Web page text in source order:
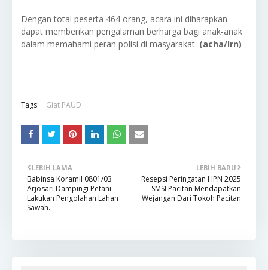
Dengan total peserta 464 orang, acara ini diharapkan
dapat memberikan pengalaman berharga bagi anak-anak
dalam memahami peran polisi di masyarakat. (acha/Irn)
Tags: Giat PAUD
LEBIH BARU
Resepsi Peringatan HPN 2025
SMSI Pacitan Mendapatkan
Wejangan Dari Tokoh Pacitan
LEBIH LAMA
Babinsa Koramil 0801/03
Arjosari Dampingi Petani
Lakukan Pengolahan Lahan
Sawah.